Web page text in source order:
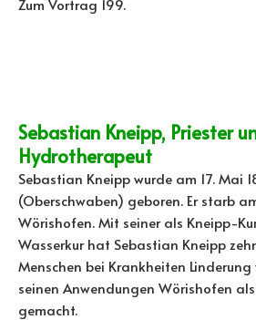
Zum Vortrag 199.
Sebastian Kneipp, Priester
Hydrotherapeut
Sebastian Kneipp wurde am 17. Mai
(Oberschwaben) geboren. Er starb
Wörishofen. Mit seiner als Kneipp-
Wasserkur hat Sebastian Kneipp
Menschen bei Krankheiten
seinen Anwendungen Wörishofen
gemacht.